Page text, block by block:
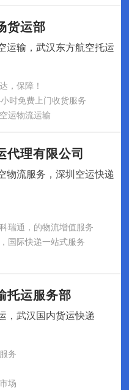
货运部
运输，武汉东方航空托运
，保障！
时免费上门收货服务
运物流运输
代理有限公司
物流服务，深圳空运快递
瑞通，的物流增值服务
国际快递一站式服务
托运服务部
，武汉国内货运快递
务
场